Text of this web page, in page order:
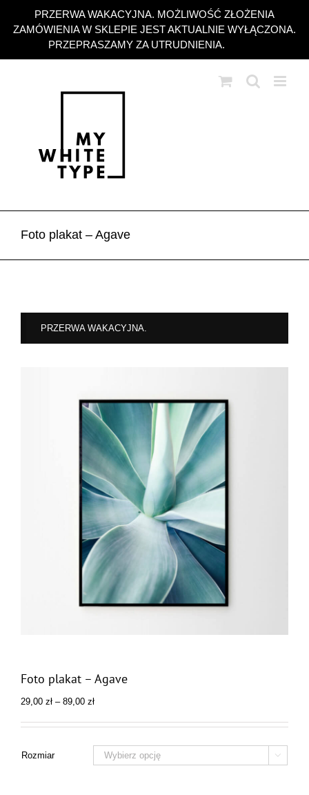
PRZERWA WAKACYJNA. MOŻLIWOŚĆ ZŁOŻENIA
ZAMÓWIENIA W SKLEPIE JEST AKTUALNIE WYŁĄCZONA.
PRZEPRASZAMY ZA UTRUDNIENIA.
zawartości
Foto plakat – Agave
PRZERWA WAKACYJNA.
Foto plakat – Agave
29,00 zł – 89,00 złZakres
od
89,00 zł
Rozmiar 